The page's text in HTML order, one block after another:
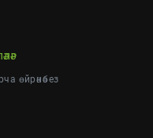
өйрәнәбез